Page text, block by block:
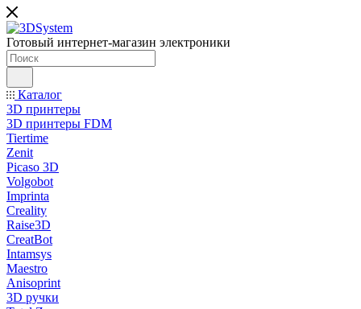
Готовый интернет-магазин электроники
Каталог
3D принтеры
3D принтеры FDM
Tiertime
Zenit
Picaso 3D
Volgobot
Imprinta
Creality
Raise3D
CreatBot
Intamsys
Maestro
Anisoprint
3D ручки